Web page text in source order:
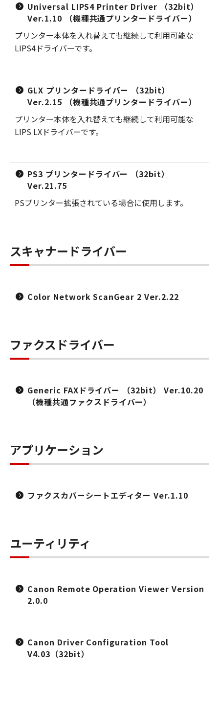
Universal LIPS4 Printer Driver （32bit）
Ver.1.10 （機種共通プリンタードライバー）
プリンター本体を入れ替えても継続して利用可能な
LIPS4ドライバーです。
GLX プリンタードライバー （32bit）
Ver.2.15 （機種共通プリンタードライバー）
プリンター本体を入れ替えても継続して利用可能な
LIPS LXドライバーです。
PS3 プリンタードライバー （32bit）
Ver.21.75
PSプリンター拡張されている場合に使用します。
スキャナードライバー
Color Network ScanGear 2 Ver.2.22
ファクスドライバー
Generic FAXドライバー （32bit） Ver.10.20
（機種共通ファクスドライバー）
アプリケーション
ファクスカバーシートエディター Ver.1.10
ユーティリティ
Canon Remote Operation Viewer Version
2.0.0
Canon Driver Configuration Tool
V4.03（32bit）